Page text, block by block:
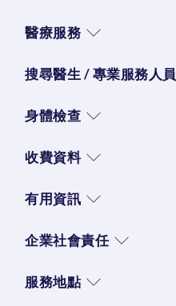
醫療服務
搜尋醫生 / 專業服務人員
身體檢查
收費資料
有用資訊
企業社會責任
服務地點